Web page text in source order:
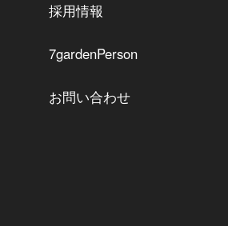
採用情報
7gardenPerson
お問い合わせ